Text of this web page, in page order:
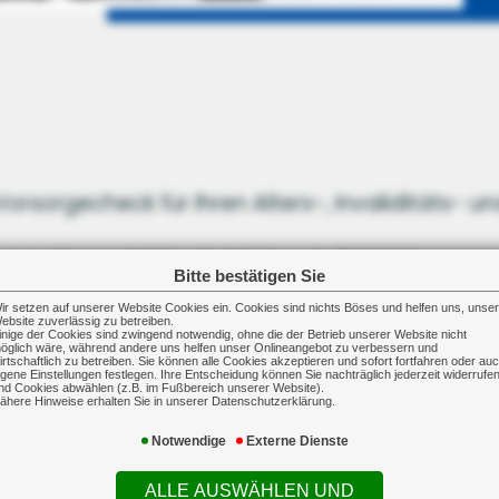
Bitte bestätigen Sie
setzen auf unserer Website Cookies ein. Cookies sind nichts Böses und helfen uns,
zuverlässig zu betreiben.
der Cookies sind zwingend notwendig, ohne die der Betrieb unserer Website nicht
wäre, während andere uns helfen unser Onlineangebot zu verbessern und
zu betreiben. Sie können alle Cookies akzeptieren und sofort fortfahren oder
Einstellungen festlegen. Ihre Entscheidung können Sie nachträglich jederzeit widerrufen
Cookies abwählen (z.B. im Fußbereich unserer Website).
Hinweise erhalten Sie in unserer Datenschutzerklärung.
Notwendige Externe Dienste
ALLE AUSWÄHLEN UND
für Ihren Alters-, Invaliditäts-
ergebnisorientiert, zum Beispiel
Versorgungswerke?
Zinsniveau sowie die gestiegene
zur Schuldentilgung eine notwendige
bei Ihrer Krankenversicherung
refinanziert?